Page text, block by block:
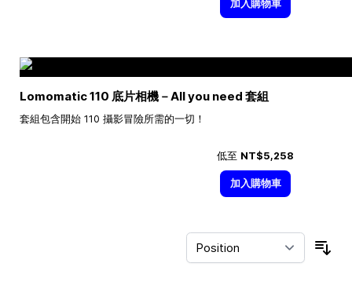
加入購物車
Lomomatic 110 底片相機－All you need 套組
套組包含開始 110 攝影冒險所需的一切！
低至 NT$5,258
加入購物車